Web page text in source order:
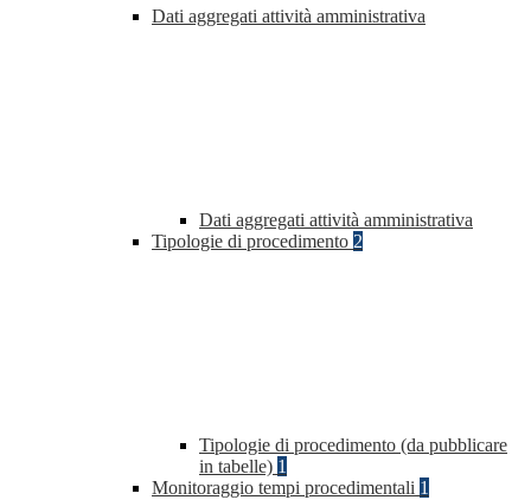
Dati aggregati attività amministrativa
Dati aggregati attività amministrativa
Tipologie di procedimento 2
Tipologie di procedimento (da pubblicare
in tabelle) 1
Monitoraggio tempi procedimentali 1